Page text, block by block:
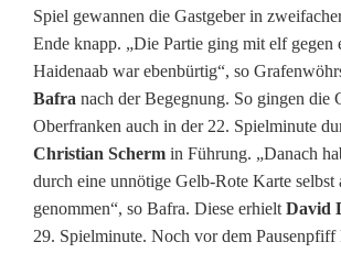
Spiel gewannen die Gastgeber in
Ende knapp. „Die Partie ging mit elf gegen
Haidenaab war ebenbürtig“, so
Bafra nach der Begegnung. So gingen die
Oberfranken auch in der 22. Spielminute
Christian Scherm in Führung. „Danach
durch eine unnötige Gelb-Rote Karte selbst
genommen“, so Bafra. Diese erhielt David
29. Spielminute. Noch vor dem Pausenpfiff